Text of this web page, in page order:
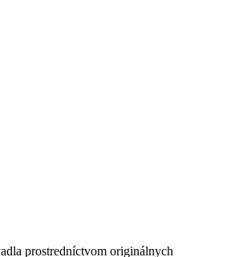
prostredníctvom originálnych